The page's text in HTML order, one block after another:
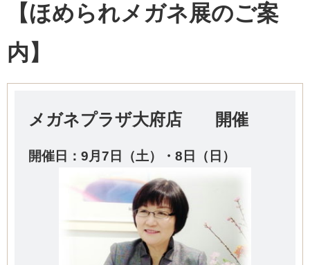
【ほめられメガネ展のご案
内】
メガネプラザ大府店 開催
開催日：9月7日（土）・8日（日）